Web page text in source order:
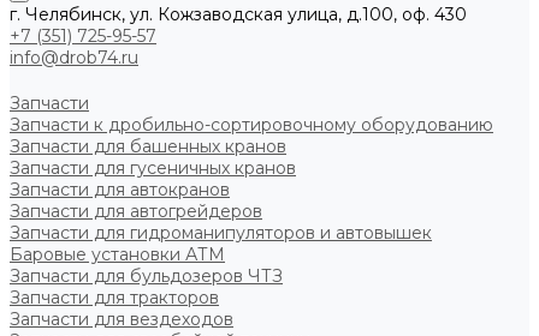
г. Челябинск, ул. Кожзаводская улица, д.100, оф. 430
+7 (351) 725-95-57
info@drob74.ru
Запчасти
Запчасти к дробильно-сортировочному оборудованию
Запчасти для башенных кранов
Запчасти для гусеничных кранов
Запчасти для автокранов
Запчасти для автогрейдеров
Запчасти для гидроманипуляторов и автовышек
Баровые установки АТМ
Запчасти для бульдозеров ЧТЗ
Запчасти для тракторов
Запчасти для вездеходов